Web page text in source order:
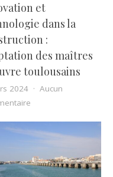
en vin : entre passion et
et
dans la
:
des maîtres
toulousains
2024
Aucun